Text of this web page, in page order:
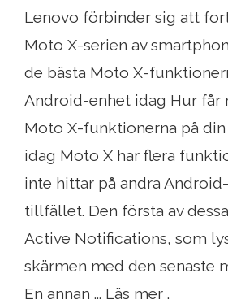
Lenovo förbinder sig att
Moto X-serien av
de bästa Moto X-
Android-enhet idag Hur får
Moto X-funktionerna på
idag Moto X har flera
inte hittar på andra
tillfället. Den första av
Active Notifications, som
skärmen med den senaste
En annan ... Läs mer .